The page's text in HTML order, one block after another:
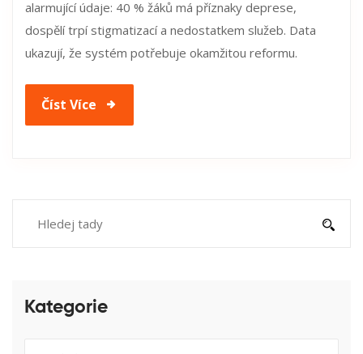
alarmující údaje: 40 % žáků má příznaky deprese,
dospělí trpí stigmatizací a nedostatkem služeb. Data
ukazují, že systém potřebuje okamžitou reformu.
Číst Více
Kategorie